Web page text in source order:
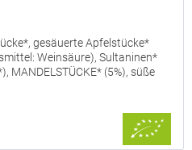
gesäuerte Apfelstücke*
Weinsäure), Sultaninen*
MANDELSTÜCKE* (5%), süße